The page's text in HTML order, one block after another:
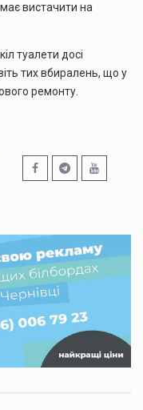
вистачити на
туалети досі
тих вбиралень, що у
ремонту.